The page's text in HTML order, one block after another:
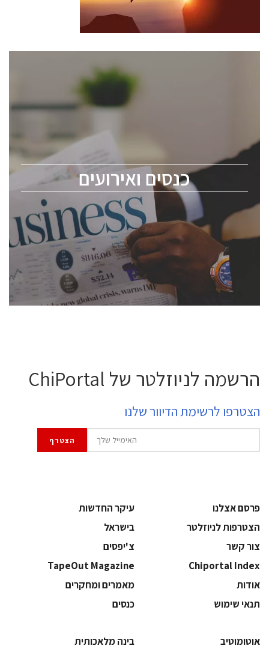
כנסים ואירועים
כנסים ואירועים
לכל העוסקים בתעשיית הסמיקונדקטור כולל מהנדסים,
ChipEx2026 will be held on May 12-13, 2026. The
conference is intended for everyone involved in the
semiconductor industry, including engineers,
professional experts, and senior executives.
לחץ לפרטים
הרשמה לניוזלטר של ChiPortal
הצטרפו לרשימת הדיוור שלנו
פרסם אצלנו
עיקר החדשות
הצטרפות לניוזלטר
בישראל
צור קשר
צ'יפסים
Chiportal Index
TapeOut Magazine
אודות
מאמרים ומחקרים
תנאי שימוש
כנסים
אוטומוטיב
בינה מלאכותית